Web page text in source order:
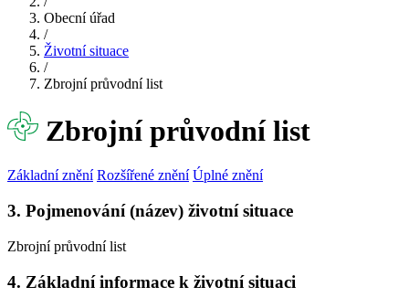
Obecní úřad
/
Životní situace
/
Zbrojní průvodní list
Zbrojní průvodní list
Základní znění Rozšířené znění Úplné znění
3. Pojmenování (název) životní situace
Zbrojní průvodní list
4. Základní informace k životní situaci